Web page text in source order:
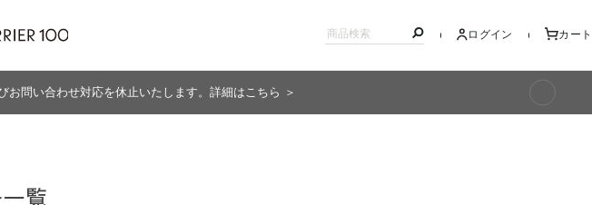
ログイン カート
お問い合わせ対応を休止いたします。詳細はこちら ＞
覧